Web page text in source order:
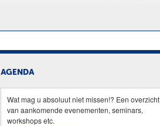
AGENDA
Wat mag u absoluut niet missen!? Een overzicht
van aankomende evenementen, seminars,
workshops etc.